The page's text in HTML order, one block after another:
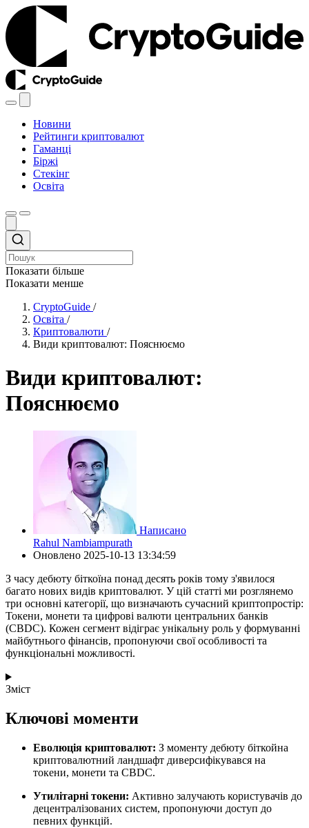
Новини
Рейтинги криптовалют
Гаманці
Біржі
Стекінг
Освіта
Показати більше
Показати менше
CryptoGuide /
Освіта /
Криптовалюти /
Види криптовалют: Пояснюємо
Види криптовалют:
Пояснюємо
Написано
Rahul Nambiampurath
Оновлено 2025-10-13 13:34:59
З часу дебюту біткоїна понад десять років тому з'явилося
багато нових видів криптовалют. У цій статті ми розглянемо
три основні категорії, що визначають сучасний криптопростір:
Токени, монети та цифрові валюти центральних банків
(CBDC). Кожен сегмент відіграє унікальну роль у формуванні
майбутнього фінансів, пропонуючи свої особливості та
функціональні можливості.
Зміст
Ключові моменти
Еволюція криптовалют: З моменту дебюту біткойна
криптовалютний ландшафт диверсифікувався на
токени, монети та CBDC.
Утилітарні токени: Активно залучають користувачів до
децентралізованих систем, пропонуючи доступ до
певних функцій.